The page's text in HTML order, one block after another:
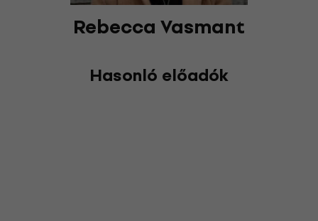
Rebecca Vasmant
Hasonló előadók